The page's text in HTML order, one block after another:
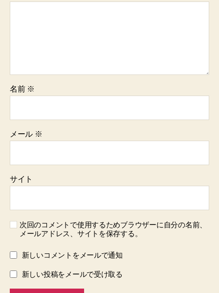
名前 ※
メール ※
サイト
次回のコメントで使用するためブラウザーに自分の名前、
メールアドレス、サイトを保存する。
新しいコメントをメールで通知
新しい投稿をメールで受け取る